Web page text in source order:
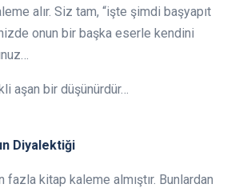
alır. Siz tam, “işte şimdi başyapıt
onun bir başka eserle kendini
aşan bir düşünürdür…
Diyalektiği
fazla kitap kaleme almıştır. Bunlardan